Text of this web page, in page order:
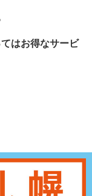
はお得なサービ